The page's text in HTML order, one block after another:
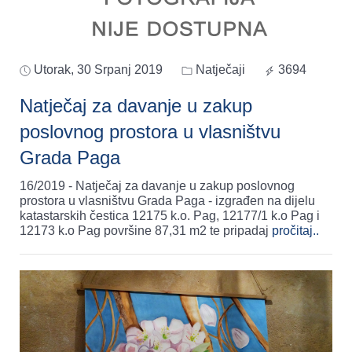
Utorak, 30 Srpanj 2019 Natječaji 3694
Natječaj za davanje u zakup
poslovnog prostora u vlasništvu
Grada Paga
16/2019 - Natječaj za davanje u zakup poslovnog
prostora u vlasništvu Grada Paga - izgrađen na dijelu
katastarskih čestica 12175 k.o. Pag, 12177/1 k.o Pag i
12173 k.o Pag površine 87,31 m2 te pripadaj pročitaj..